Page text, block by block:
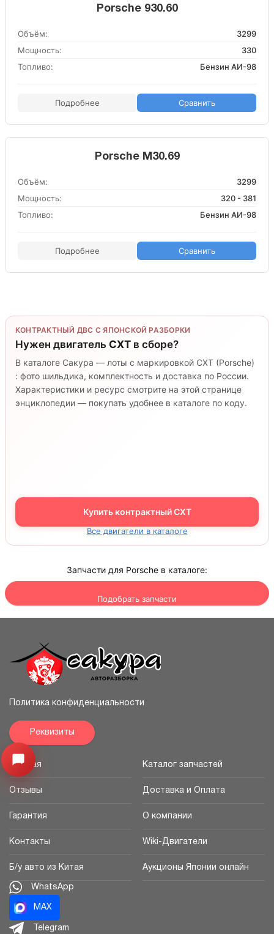
Porsche 930.60
Объём:
3299
Мощность:
330
Топливо:
Бензин АИ-98
Подробнее Сравнить
Porsche M30.69
Объём:
3299
Мощность:
320 - 381
Топливо:
Бензин АИ-98
Подробнее Сравнить
КОНТРАКТНЫЙ ДВС С ЯПОНСКОЙ РАЗБОРКИ
Нужен двигатель CXT в сборе?
В каталоге Сакура — лоты с маркировкой CXT (Porsche)
: фото шильдика, комплектность и доставка по России.
Характеристики и ресурс смотрите на этой странице
энциклопедии — покупать удобнее в каталоге по коду.
Купить контрактный CXT
Все двигатели в каталоге
Запчасти для Porsche в каталоге:
Подобрать запчасти
Открыть меню
Политика конфиденциальности
Реквизиты
Главная Каталог запчастей
Отзывы Доставка и Оплата
Гарантия О компании
Контакты Wiki-Двигатели
Б/у авто из Китая Аукционы Японии онлайн
WhatsApp
MAX
Telegram